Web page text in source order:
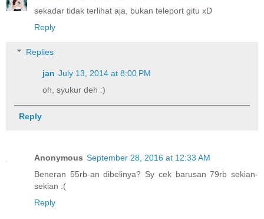
sekadar tidak terlihat aja, bukan teleport gitu xD
Reply
Replies
jan July 13, 2014 at 8:00 PM
oh, syukur deh :)
Reply
Anonymous September 28, 2016 at 12:33 AM
Beneran 55rb-an dibelinya? Sy cek barusan 79rb sekian-
sekian :(
Reply